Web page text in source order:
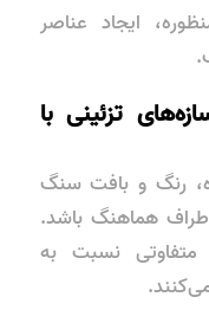
ایجاد عناصر
تزئینی با
رنگ و بافت سنگ
هماهنگ باشد.
نسبت به